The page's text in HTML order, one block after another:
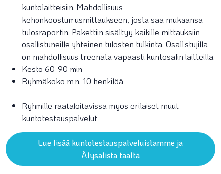
kuntolaitteisiin. Mahdollisuus
kehonkoostumusmittaukseen, josta saa mukaansa
tulosraportin. Pakettiin sisältyy kaikille mittauksiin
osallistuneille yhteinen tulosten tulkinta. Osallistujilla
on mahdollisuus treenata vapaasti kuntosalin laitteilla.
Kesto 60-90 min
Ryhmäkoko min. 10 henkilöä
Ryhmille räätälöitävissä myös erilaiset muut
kuntotestauspalvelut
Lue lisää kuntotestauspalveluistamme ja
Älysalista täältä